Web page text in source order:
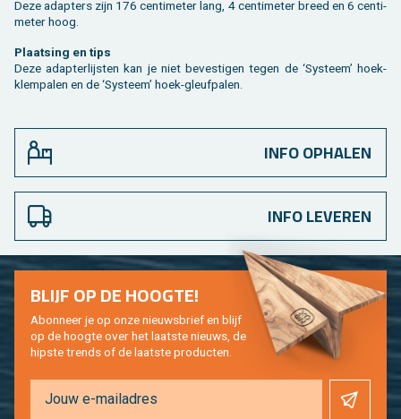
Deze adap­ters zijn 176 cen­ti­me­ter lang, 4 cen­ti­me­ter breed en 6 cen­ti­
me­ter hoog.
Plaat­sing en tips
Deze adap­ter­lijs­ten kan je niet be­ves­ti­gen tegen de ‘Sys­teem’ hoek-
klem­pa­len en de ‘Sys­teem’ hoek-gleuf­pa­len.
INFO OPHALEN
INFO LEVEREN
BLIJF OP DE HOOG­TE!
Abon­neer je op onze nieuws­brief en blijf
op de hoog­te over het laat­ste nieuws, de
hip­s­te trends of de laat­ste pro­duc­ten.